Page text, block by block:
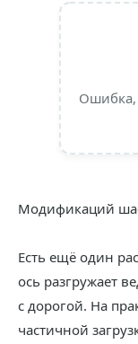
Ошибка,
Модификаций
Есть ещё один
ось разгружает
с дорогой. На
частичной